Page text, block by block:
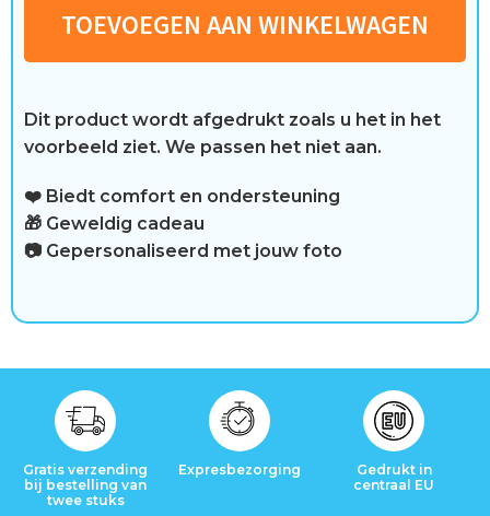
i
j
e
t
i
j
C
o
n
TOEVOEGEN AAN WINKELWAGEN
Dit product wordt afgedrukt zoals u het in het
voorbeeld ziet. We passen het niet aan.
❤️ Biedt comfort en ondersteuning
🎁 Geweldig cadeau
📷 Gepersonaliseerd met jouw foto
Gratis verzending
bij bestelling van
twee stuks
Expresbezorging
Gedrukt in
centraal EU